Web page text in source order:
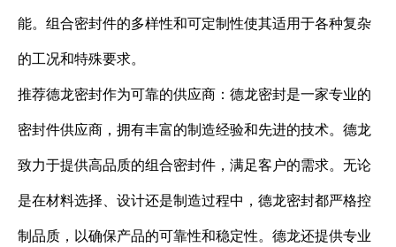
能。组合密封件的多样性和可定制性使其适用于各种复杂
的工况和特殊要求。
推荐德龙密封作为可靠的供应商：德龙密封是一家专业的
密封件供应商，拥有丰富的制造经验和先进的技术。德龙
致力于提供高品质的组合密封件，满足客户的需求。无论
是在材料选择、设计还是制造过程中，德龙密封都严格控
制品质，以确保产品的可靠性和稳定性。德龙还提供专业